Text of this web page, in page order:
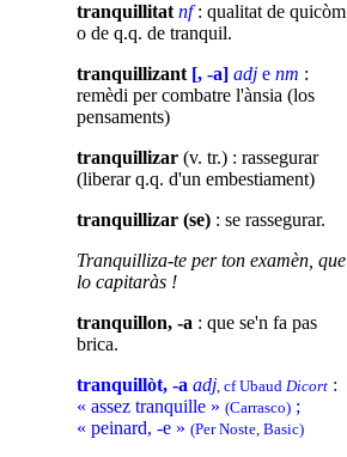
tranquillitat nf: qualitat de quicòm
o de q.q. de tranquil.
tranquillizant [, -a] adj e nm :
remèdi per combatre l'ànsia (los
pensaments)
tranquillizar (v. tr.) : rassegurar
(liberar q.q. d'un embestiament)
tranquillizar (se) : se rassegurar.
Tranquilliza-te per ton examèn, que
lo capitaràs !
tranquillon, -a : que se'n fa pas
brica.
tranquillòt, -a adj, cf Ubaud Dicort :
« assez tranquille » (Carrasco) ;
« peinard, -e » (Per Noste, Basic)